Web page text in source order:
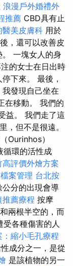
浪漫戶外婚禮外
推薦 CBD具有止
醫美皮膚科 用於
，還可以改善皮
一塊女人的身
的女士在日出時
下來。 最後，
發現自己坐在
在移動。 我們的
益。 我們走了這
，但不是很遠。
Ourinhos）
循環的活性成
高評價外燴方案
案管理 台北按
分的出現會導
推薦療程 按摩
兩根半空的，而
各種傷害的人
縮小毛孔療程
成分之一，是從
是該植物的另一